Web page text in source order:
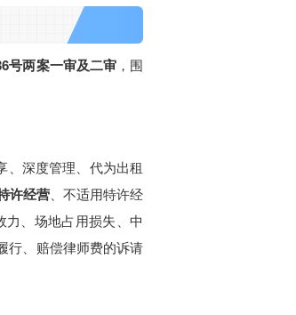
号两案一审及二审，围
、深度管理、代为出租
许经营 、不适用特许经
力、场地占用损失、中
行、赔偿律师费的诉请